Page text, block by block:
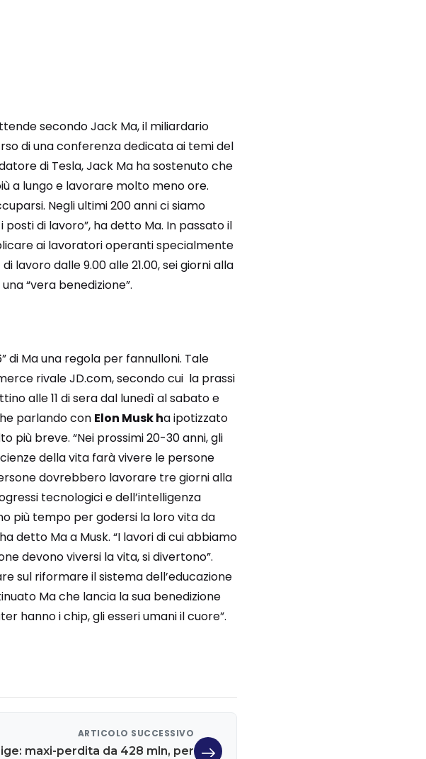
secondo Jack Ma, il miliardario
di una conferenza dedicata ai temi del
di Tesla, Jack Ma ha sostenuto che
a lungo e lavorare molto meno ore.
Negli ultimi 200 anni ci siamo
di lavoro”, ha detto Ma. In passato il
ai lavoratori operanti specialmente
lavoro dalle 9.00 alle 21.00, sei giorni alla
“vera benedizione”.
di Ma una regola per fannulloni. Tale
rivale JD.com, secondo cui la prassi
alle 11 di sera dal lunedì al sabato e
parlando con Elon Musk ha ipotizzato
breve. “Nei prossimi 20-30 anni, gli
della vita farà vivere le persone
dovrebbero lavorare tre giorni alla
tecnologici e dell’intelligenza
più tempo per godersi la loro vita da
detto Ma a Musk. “I lavori di cui abbiamo
devono viversi la vita, si divertono”.
sul riformare il sistema dell’educazione
Ma che lancia la sua benedizione
hanno i chip, gli esseri umani il cuore”.
ARTICOLO SUCCESSIVO
maxi-perdita da 428 mln, per